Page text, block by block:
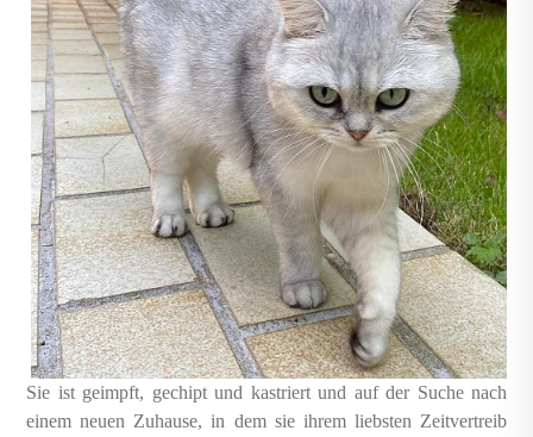
Sie ist geimpft, gechipt und kastriert und auf der Suche nach
einem neuen Zuhause, in dem sie ihrem liebsten Zeitvertreib